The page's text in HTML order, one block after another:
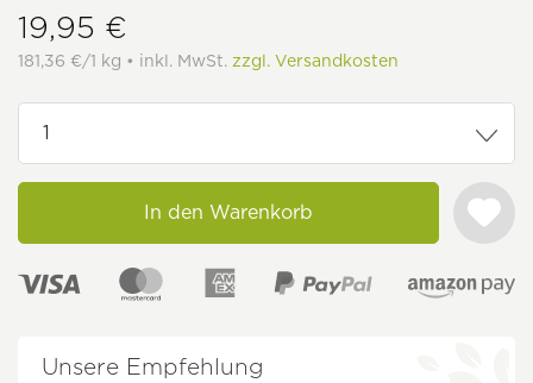
19,95 €
181,36 €/1 kg • inkl. MwSt. zzgl. Versandkosten
In den Warenkorb
Unsere Empfehlung